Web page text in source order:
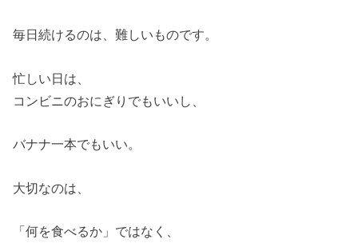
毎日続けるのは、難しいものです。
忙しい日は、
コンビニのおにぎりでもいいし、
バナナ一本でもいい。
大切なのは、
「何を食べるか」ではなく、